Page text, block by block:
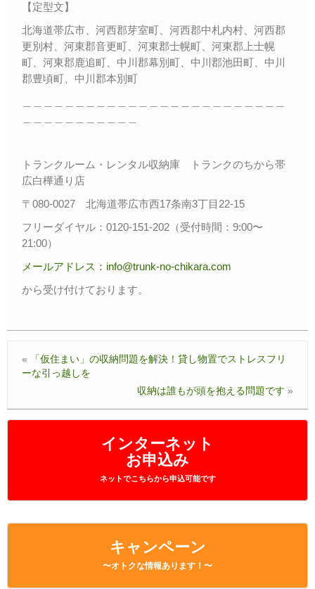
インターネット
お申込み
ネットでこちらから申込可能です
キャンペーン
〜オトクな情報あります！〜
【定型文】
北海道帯広市、河西郡芽室町、河西郡中札内村、河西郡
更別村、河東郡音更町、河東郡士幌町、河東郡上士幌
町、河東郡鹿追町、中川郡幕別町、中川郡池田町、中川
郡豊頃町、中川郡本別町
トランクルーム・レンタル収納庫 トランクのちから帯
広白樺通り店
〒080-0027 北海道帯広市西17条南3丁目22-15
フリーダイヤル：0120-151-202（受付時間：9:00〜
21:00）
メールアドレス：info@trunk-no-chikara.com
から受け付けております。
«
「仮住まい」の収納問題を解決！貸し物置でストレスフリ
ーな引っ越しを
収納は誰もが頭を抱える問題です »